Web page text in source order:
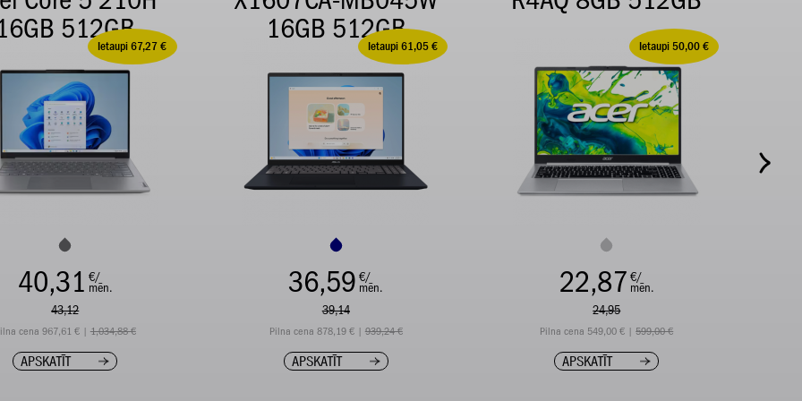
512GB
Ietaupi 67,27 €
40,31 €/
mēn.
43,12
cena 967,61 € | 1,034,88 €
APSKATĪT
16GB 512GB
Ietaupi 61,05 €
36,59 €/
mēn.
39,14
Pilna cena 878,19 € | 939,24 €
APSKATĪT
Ietaupi 50,00 €
22,87 €/
mēn.
24,95
Pilna cena 549,00 € |599,00 €
APSKATĪT